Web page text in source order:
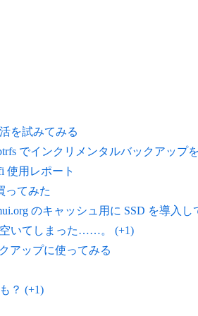
を試みてみる
でインクリメンタルバックアップ
使用レポート
ってみた
のキャッシュ用に SSD を導入し
空いてしまった……。 (+1)
アップに使ってみる
？ (+1)